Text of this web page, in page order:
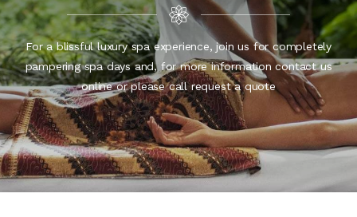
For a blissful luxury spa experience, join us for completely
pampering spa days and, for more information contact us
online or please call request a quote